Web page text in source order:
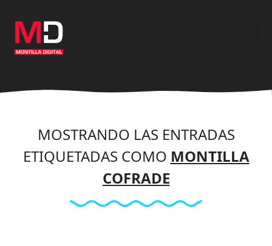
contenido
principal
MOSTRANDO LAS ENTRADAS
ETIQUETADAS COMO MONTILLA
COFRADE